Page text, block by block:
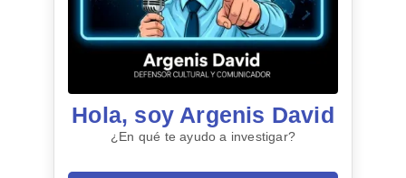
Hola, soy Argenis David
¿En qué te ayudo a investigar?